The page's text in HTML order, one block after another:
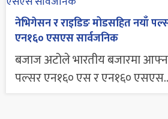
नेभिगेसन र राइडिङ मोडसहित नयाँ
एन१६० एसएस सार्वजनिक
बजाज अटोले भारतीय बजारमा
पल्सर एन१६० एस र एन१६०